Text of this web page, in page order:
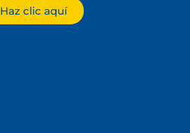
Haz clic aquí